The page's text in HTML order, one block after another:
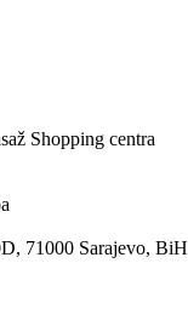
Shopping centra
71000 Sarajevo, BiH